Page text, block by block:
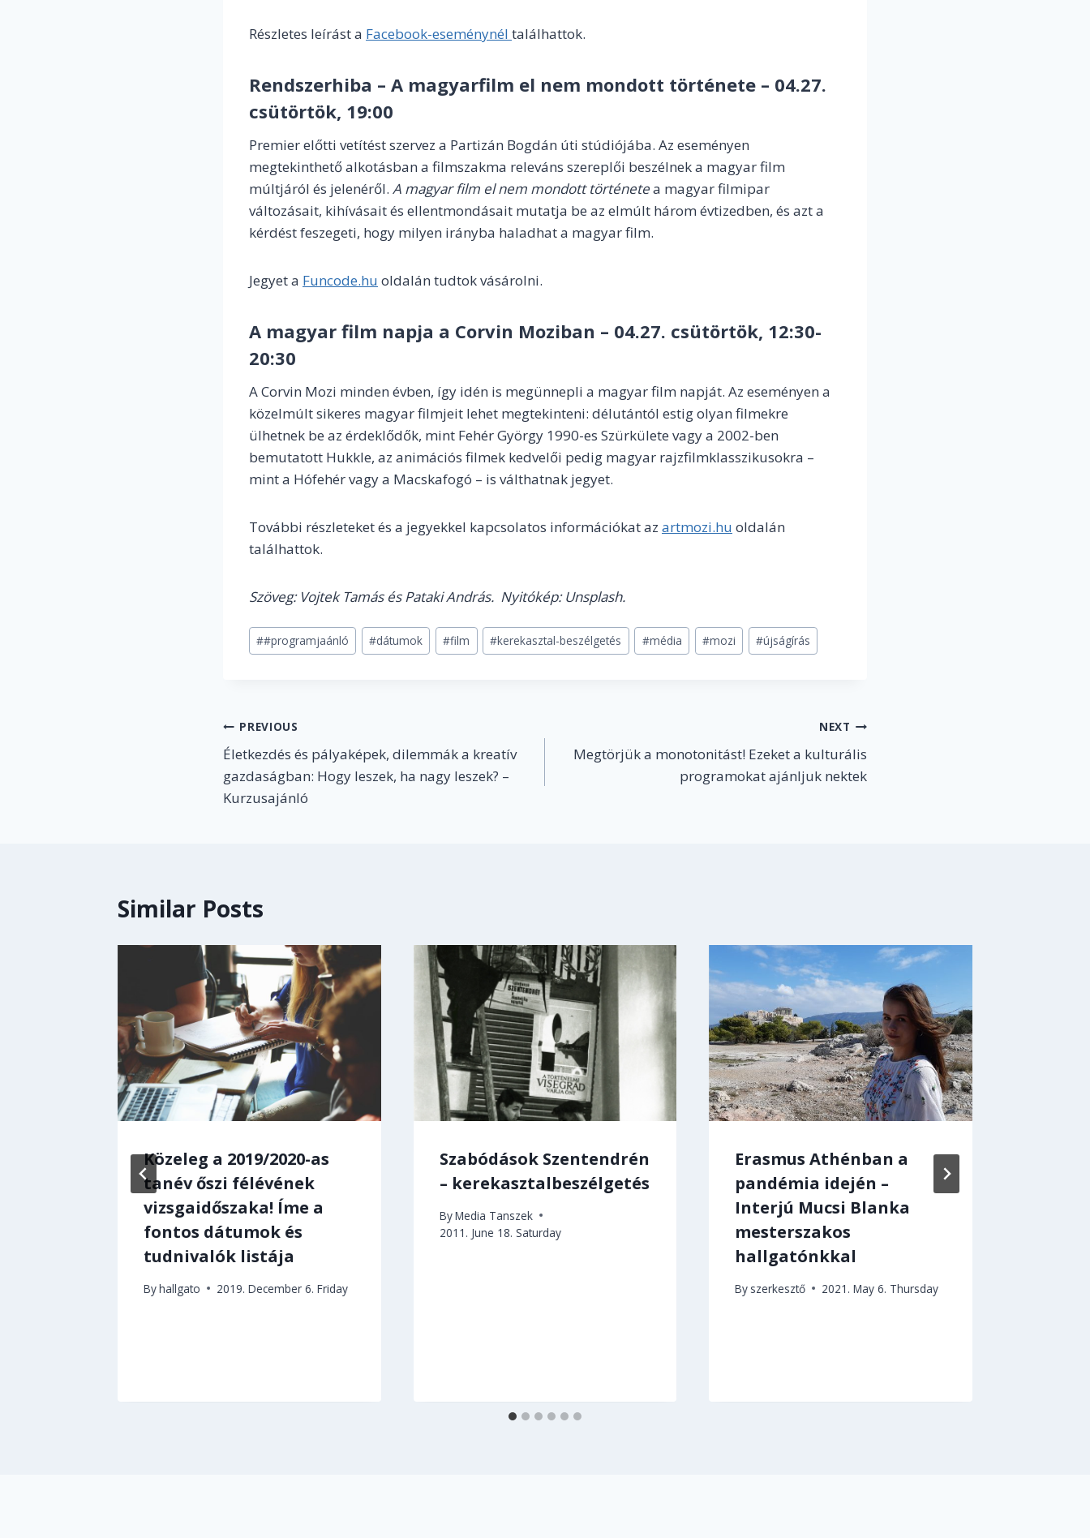
Részletes leírást a Facebook-eseménynél találhattok.
Rendszerhiba – A magyarfilm el nem mondott története – 04.27.
csütörtök, 19:00
Premier előtti vetítést szervez a Partizán Bogdán úti stúdiójába. Az eseményen
megtekinthető alkotásban a filmszakma releváns szereplői beszélnek a magyar film
múltjáról és jelenéről. A magyar film el nem mondott történetea magyar filmipar
változásait, kihívásait és ellentmondásait mutatja be az elmúlt három évtizedben, és azt a
kérdést feszegeti, hogy milyen irányba haladhat a magyar film.
Jegyet a Funcode.hu oldalán tudtok vásárolni.
A magyar film napja a Corvin Moziban – 04.27. csütörtök, 12:30-
20:30
A Corvin Mozi minden évben, így idén is megünnepli a magyar film napját. Az eseményen a
közelmúlt sikeres magyar filmjeit lehet megtekinteni: délutántól estig olyan filmekre
ülhetnek be az érdeklődők, mint Fehér György 1990-es Szürkülete vagy a 2002-ben
bemutatott Hukkle, az animációs filmek kedvelői pedig magyar rajzfilmklasszikusokra –
mint a Hófehér vagy a Macskafogó – is válthatnak jegyet.
További részleteket és a jegyekkel kapcsolatos információkat az artmozi.hu oldalán
találhattok.
Szöveg: Vojtek Tamás és Pataki András. Nyitókép: Unsplash.
Post
Tags:
##programjaánló #dátumok #film #kerekasztal-beszélgetés #média #mozi #újságírás
Post
navigation
PREVIOUS
Életkezdés és pályaképek, dilemmák a kreatív
gazdaságban: Hogy leszek, ha nagy leszek? –
Kurzusajánló
NEXT
Megtörjük a monotonitást! Ezeket a kulturális
programokat ajánljuk nektek
Similar Posts
Közeleg a 2019/2020-as
tanév őszi félévének
vizsgaidőszaka! Íme a
fontos dátumok és
tudnivalók listája
Byhallgato 2019. December 6. Friday
Szabódások Szentendrén
– kerekasztalbeszélgetés
ByMedia Tanszek
2011. June 18. Saturday
Erasmus Athénban a
pandémia idején –
Interjú Mucsi Blanka
mesterszakos
hallgatónkkal
By szerkesztő 2021. May 6. Thursday